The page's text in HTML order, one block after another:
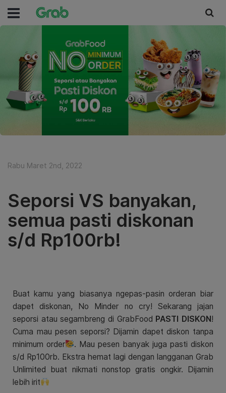
Rabu Maret 2nd, 2022
Seporsi VS banyakan,
semua pasti diskonan
s/d Rp100rb!
Buat kamu yang biasanya ngepas-pasin orderan biar
dapet diskonan, No Minder no cry! Sekarang jajan
seporsi atau segambreng di GrabFood PASTI DISKON!
Cuma mau pesen seporsi? Dijamin dapet diskon tanpa
minimum order
. Mau pesen banyak juga pasti diskon
s/d Rp100rb. Ekstra hemat lagi dengan langganan Grab
Unlimited buat nikmati nonstop gratis ongkir. Dijamin
lebih irit